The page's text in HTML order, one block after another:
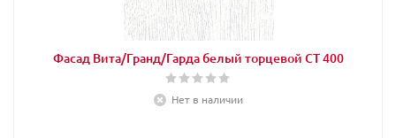
Фасад Вита/Гранд/Гарда белый торцевой СТ 400
Нет в наличии